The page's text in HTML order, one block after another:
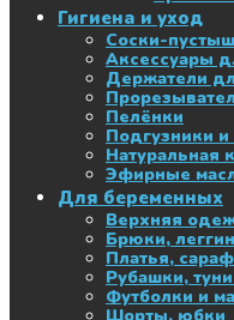
Гигиена и уход
Соски-
Аксессуары
Держатели
Пелёнки
Подгузники и
Натуральная
Эфирные
Для беременных
Верхняя
Брюки,
Платья,
Рубашки,
Футболки и